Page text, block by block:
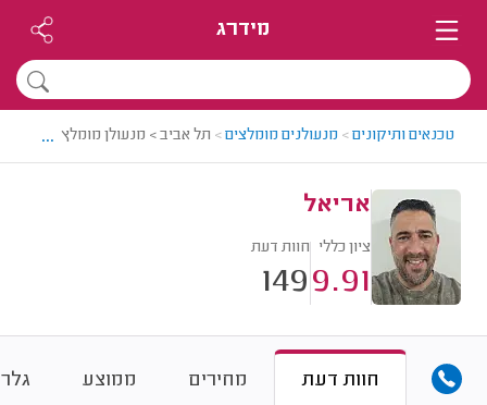
מידרג
טכנאים ותיקונים> מנעולנים מומלצים> תל אביב > מנעולן מומלץ - אריאל
...
אריאל
ציון כללי
9.91
חוות דעת
149
חוות דעת מחירים ממוצע